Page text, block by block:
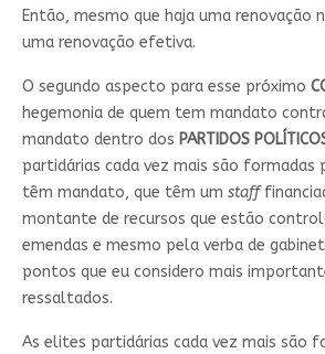
Então, mesmo que haja uma renovação
uma renovação efetiva.
O segundo aspecto para esse próximo
hegemonia de quem tem mandato
mandato dentro dos PARTIDOS
partidárias cada vez mais são formadas
têm mandato, que têm um staff
montante de recursos que estão
emendas e mesmo pela verba de
pontos que eu considero mais
ressaltados.
As elites partidárias cada vez mais são